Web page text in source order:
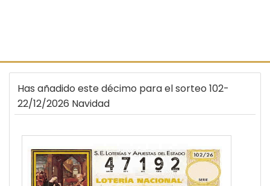
Has añadido este décimo para el sorteo 102-
22/12/2026 Navidad